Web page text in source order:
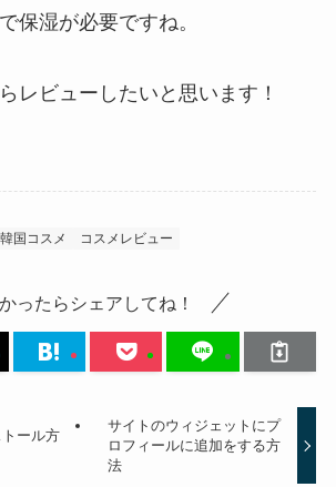
保湿が必要ですね。
レビューしたいと思います！
韓国コスメ コスメレビュー
ったらシェアしてね！
ール方
サイトのウィジェットにプ
ロフィールに追加をする方
法